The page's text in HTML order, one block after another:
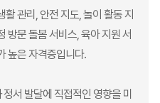
관리, 안전 지도, 놀이 활동 지
방문 돌봄 서비스, 육아 지원 서
높은 자격증입니다.
서 발달에 직접적인 영향을 미